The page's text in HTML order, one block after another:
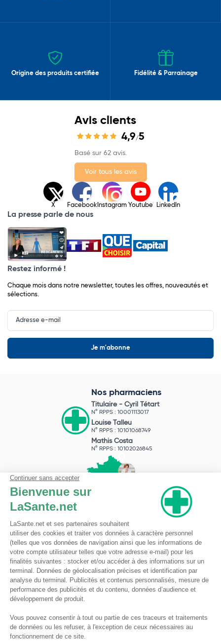
Origine des produits certifiée Fidélité & Parrainage
Avis clients
4,9/5
Basé sur 62 avis.
Voir tous les avis
X Facebook Instagram Youtube LinkedIn
La presse parle de nous
Restez informé !
Chaque mois dans notre newsletter, toutes les offres, nouveautés et
sélections.
Input
Newsletter
Nos pharmaciens
Titulaire - Cyril Tétart
N° RPPS : 10001113017
Louise Talleu
N° RPPS : 10101068749
Mathis Costa
N° RPPS : 10102026845
Pharmacie du Bizet
Licence ARS : 590009874
Licence Ordinale : 126921
49 boulevard Bizet
59650 Villeneuve d'Ascq
Contactez-nous !
Pharmacie en ligne autorisée à vendre des médicaments depuis le 17 avril 2013